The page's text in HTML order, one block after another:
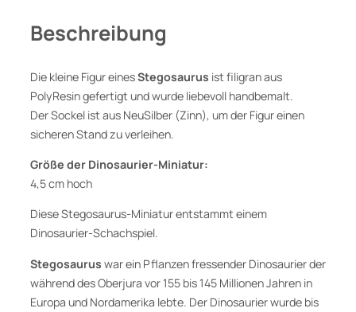
i
n
o
s
u
r
i
e
M
i
n
Beschreibung
Die kleine Figur einesStegosaurus ist filigran aus
PolyResin gefertigt und wurde liebevoll handbemalt.
Der Sockel ist aus NeuSilber (Zinn), um der Figur einen
sicheren Stand zu verleihen.
Größe der Dinosaurier-Miniatur:
4,5 cm hoch
Diese Stegosaurus-Miniatur entstammt einem
Dinosaurier-Schachspiel.
Stegosaurus war ein Pflanzen fressender Dinosaurier der
während des Oberjura vor 155 bis 145 Millionen Jahren in
Europa und Nordamerika lebte. Der Dinosaurier wurde bis